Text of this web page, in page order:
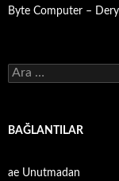
Byte Computer –
Arama:
BAĞLANTILAR
ae Unutmadan